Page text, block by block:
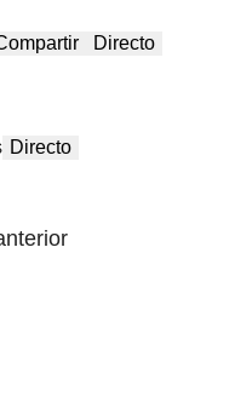
Directo
Directo